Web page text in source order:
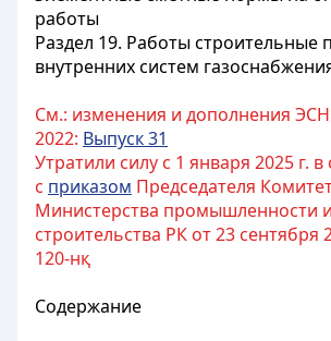
работы
Раздел 19. Работы строительные
внутренних систем
См.: изменения и дополнения ЭСН
2022: Выпуск 31
Утратили силу с 1 января 2025 г. в
с приказом Председателя
Министерства промышленности и
строительства РК от 23 сентября
120-нқ
Содержание